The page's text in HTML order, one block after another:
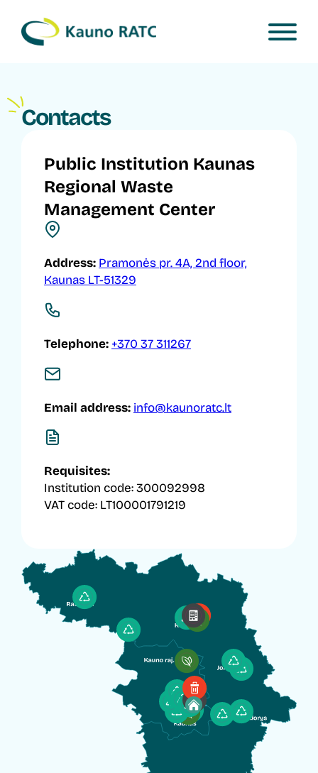
Contacts
Public Institution Kaunas
Regional Waste
Management Center
Address: Pramonės pr. 4A, 2nd floor,
Kaunas LT-51329
Telephone: +370 37 311267
Email address: info@kaunoratc.lt
Requisites:
Institution code: 300092998
VAT code: LT100001791219